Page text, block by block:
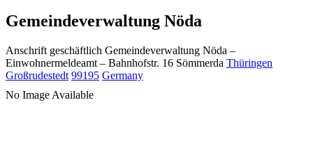
Gemeindeverwaltung Nöda
Anschrift geschäftlich Gemeindeverwaltung Nöda –
Einwohnermeldeamt – Bahnhofstr. 16 Sömmerda Thüringen
Großrudestedt 99195 Germany
No Image Available